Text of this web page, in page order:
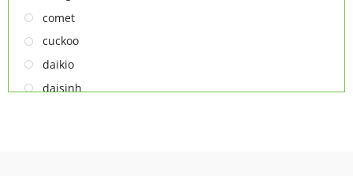
comet
cuckoo
daikio
daisinh